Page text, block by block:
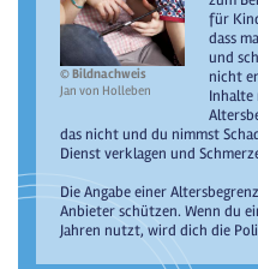
© Bildnachweis
Jan von Holleben
für
dass
und
nicht
Inhalte
das nicht und du nimmst
Dienst verklagen und
Die Angabe einer
Anbieter schützen. Wenn du
Jahren nutzt, wird dich die